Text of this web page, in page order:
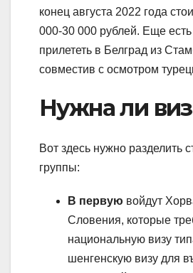
конец августа 2022 года
000-30 000 рублей. Еще
прилететь в Белград из
совместив с осмотром
Нужна ли
Вот здесь нужно разделить
группы:
В первую войдут
Словения, которые
национальную визу
шенгенскую визу для